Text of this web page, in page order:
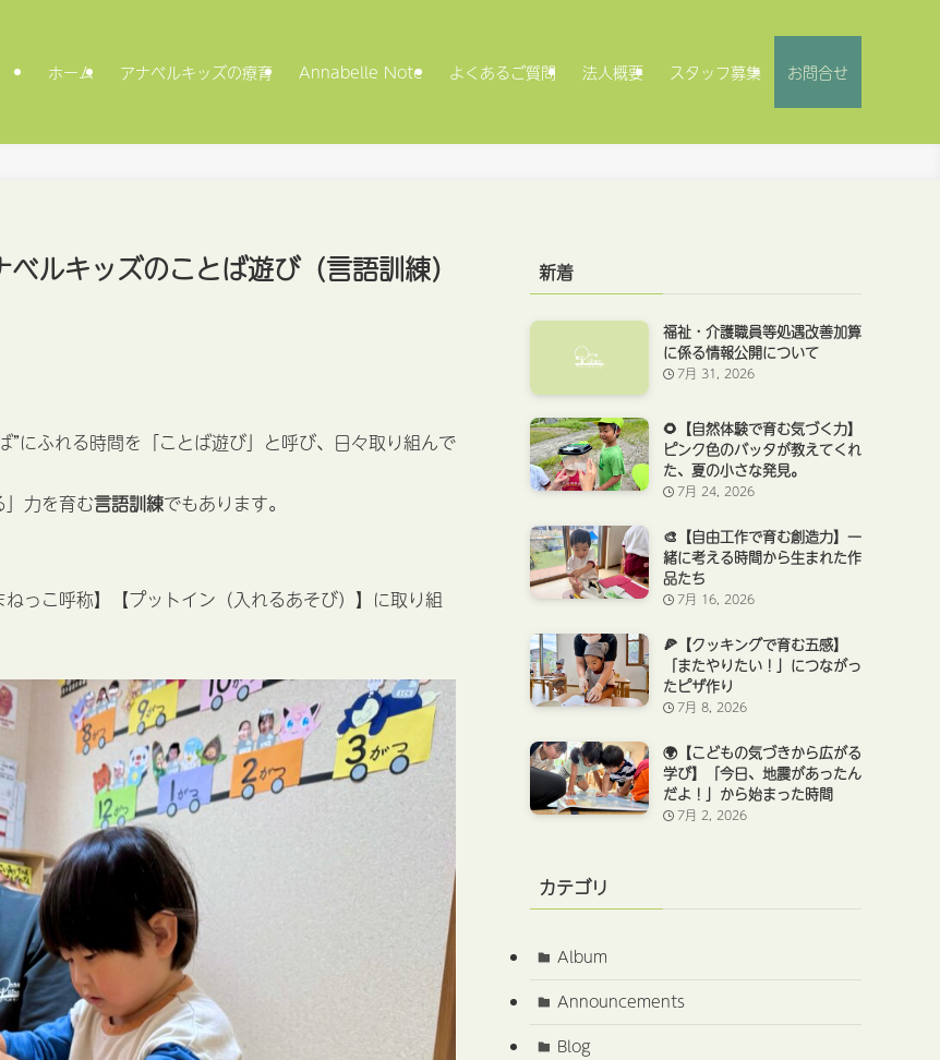
ホーム アナベルキッズの療育 Annabelle Note よくあるご質問 法人概要 スタッフ募集 お問合せ
キッズのことば遊び（言語訓練）
にふれる時間を「ことば遊び」と呼び、日々取り組んで
力を育む言語訓練でもあります。
っこ呼称】【プットイン（入れるあそび）】に取り組
新着
福祉・介護職員等処遇改善加算
に係る情報公開について
7月 31, 2026
🌻【自然体験で育む気づく力】
ピンク色のバッタが教えてくれ
た、夏の小さな発見。
7月 24, 2026
🎨【自由工作で育む創造力】一
緒に考える時間から生まれた作
品たち
7月 16, 2026
🍕【クッキングで育む五感】
「またやりたい！」につながっ
たピザ作り
7月 8, 2026
🌍【こどもの気づきから広がる
学び】「今日、地震があったん
だよ！」から始まった時間
7月 2, 2026
カテゴリ
Album
Announcements
Blog